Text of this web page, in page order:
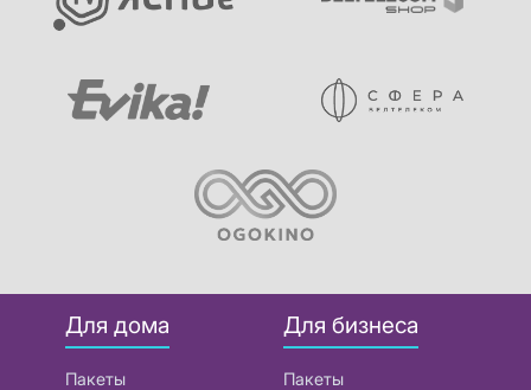
Для дома
Пакеты
Для бизнеса
Пакеты